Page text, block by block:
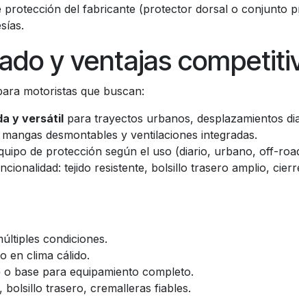
protección del fabricante (protector dorsal o conjunto
y ventajas
motoristas que buscan:
y versátil para trayectos urbanos, desplazamientos
desmontables y ventilaciones integradas.
de protección según el uso (diario, urbano, off-
tejido resistente, bolsillo trasero amplio,
condiciones.
en clima cálido.
base para equipamiento completo.
bolsillo trasero, cremalleras fiables.